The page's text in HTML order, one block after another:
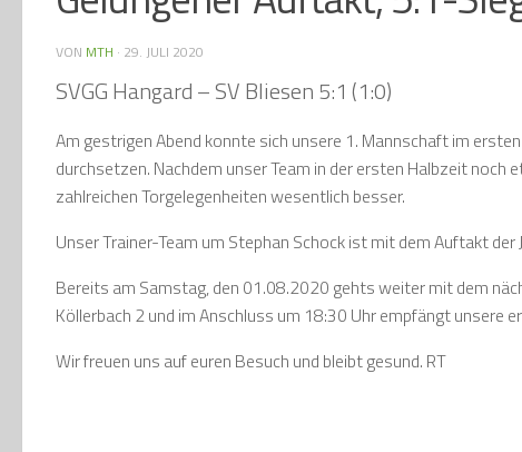
VON MTH · 29. JULI 2020
SVGG Hangard – SV Bliesen 5:1 (1:0)
Am gestrigen Abend konnte sich unsere 1. Mannschaft im
durchsetzen. Nachdem unser Team in der ersten Halbzeit
zahlreichen Torgelegenheiten wesentlich besser.
Unser Trainer-Team um Stephan Schock ist mit dem Auftakt
Bereits am Samstag, den 01.08.2020 gehts weiter mit dem
Köllerbach 2 und im Anschluss um 18:30 Uhr empfängt unsere
Wir freuen uns auf euren Besuch und bleibt gesund. RT